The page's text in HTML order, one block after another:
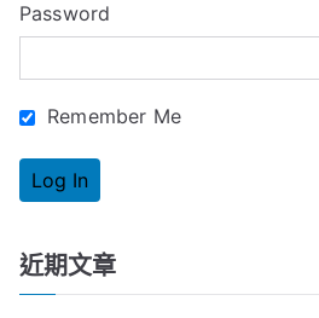
Password
Remember Me
近期文章